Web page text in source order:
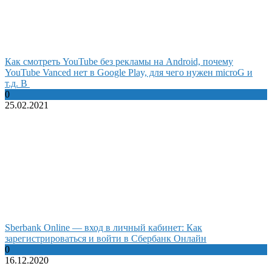
Как смотреть YouTube без рекламы на Android, почему
YouTube Vanced нет в Google Play, для чего нужен microG и
т.д. В
0
25.02.2021
Sberbank Online — вход в личный кабинет: Как
зарегистрироваться и войти в Сбербанк Онлайн
0
16.12.2020